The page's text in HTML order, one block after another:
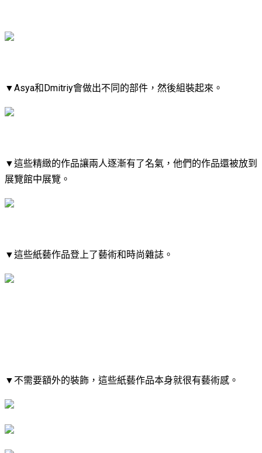
▼​Asya和Dmitriy會做出不同的部件，然後組裝起來。
▼​這些精緻的作品讓兩人逐漸有了名氣，他們的作品還被放到
展覽館中展覽。
▼​這些紙藝作品登上了藝術和時尚雜誌。
▼​不需要額外的裝飾，這些紙藝作品本身就很有藝術感。